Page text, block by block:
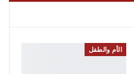
الأم والطفل